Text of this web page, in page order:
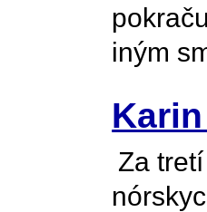
iným
Za